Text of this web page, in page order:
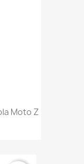
Moto Z